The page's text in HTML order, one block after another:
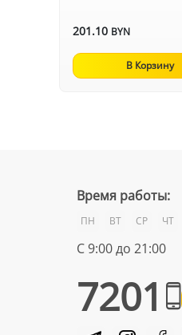
201.10 BYN
В Корзину
Время работы:
ПН ВТ СР ЧТ
С 9:00 до 21:00
7201